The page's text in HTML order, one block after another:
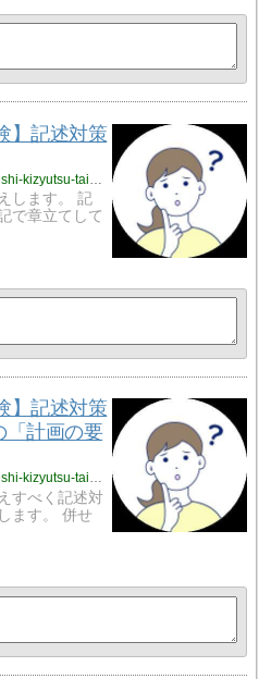
】記述対策
https://homareview.site/ikkyuukentikushi-kizyutsu-taisaku-kaitourei-matome/
します。 記
で章立てして
】記述対策
「計画の要
https://homareview.site/ikkyuukentikushi-kizyutsu-taisaku-keikakunoyoten/
すべく記述対
ます。 併せ